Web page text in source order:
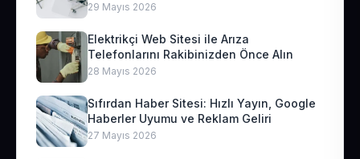
29 Mayıs 2026
Elektrikçi Web Sitesi ile Arıza
Telefonlarını Rakibinizden Önce Alın
28 Mayıs 2026
Sıfırdan Haber Sitesi: Hızlı Yayın, Google
Haberler Uyumu ve Reklam Geliri
27 Mayıs 2026